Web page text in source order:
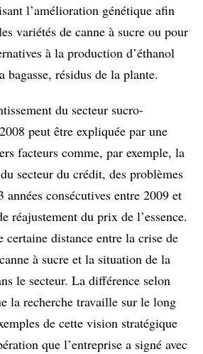
l’amélioration génétique afin
variétés de canne à sucre ou pour
à la production d’éthanol
résidus de la plante.
du secteur sucro-
peut être expliquée par une
facteurs comme, par exemple, la
secteur du crédit, des problèmes
consécutives entre 2009 et
réajustement du prix de l’essence.
certaine distance entre la crise de
à sucre et la situation de la
le secteur. La différence selon
la recherche travaille sur le long
de cette vision stratégique
que l’entreprise a signé avec